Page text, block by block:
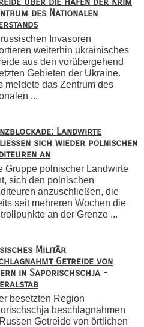
des Nationalen
Invasoren
weiterhin ukrainisches
aus den vorübergehend
Gebieten der Ukraine.
meldete das Zentrum des
...
Landwirte
sich wieder polnischen
an
Gruppe polnischer Landwirte
sich den polnischen
anzuschließen, die
seit mehreren Wochen die
an der Grenze ...
Militär
Getreide von
in Saporischschja -
besetzten Region
beschlagnahmen
Getreide von örtlichen